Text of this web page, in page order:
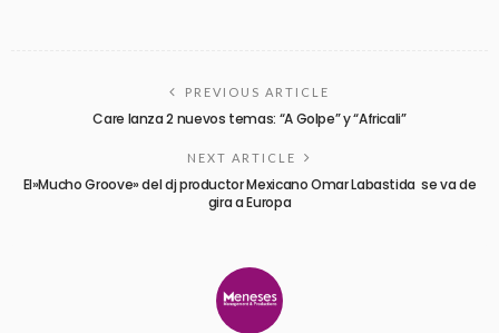
PREVIOUS ARTICLE
Care lanza 2 nuevos temas: “A Golpe” y “Africali”
NEXT ARTICLE
El»Mucho Groove» del dj productor Mexicano Omar Labastida se va de
gira a Europa